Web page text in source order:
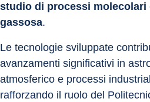
studio di processi molecolari
gassosa.
Le tecnologie sviluppate
avanzamenti significativi in
atmosferico e processi
rafforzando il ruolo del